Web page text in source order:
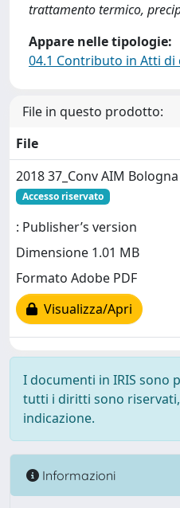
trattamento termico,
Appare nelle tipologie:
04.1 Contributo in Atti di
File in questo prodotto:
File
2018 37_Conv AIM
Accesso riservato
: Publisher’s version
Dimensione 1.01 MB
Formato Adobe PDF
Visualizza/Apri
I documenti in IRIS sono
tutti i diritti sono
indicazione.
Informazioni